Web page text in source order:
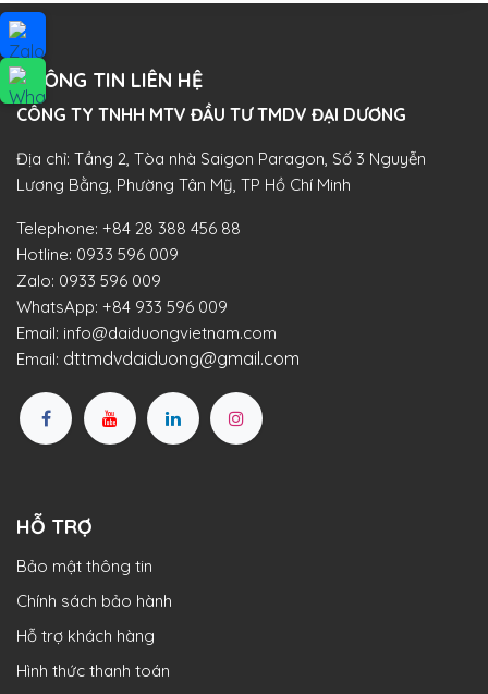
THÔNG TIN LIÊN HỆ
CÔNG TY TNHH MTV ĐẦU TƯ TMDV ĐẠI DƯƠNG​
Địa chỉ: Tầng 2, Tòa nhà Saigon Paragon, Số 3 Nguyễn
Lương Bằng, Phường Tân Mỹ, TP Hồ Chí Minh
Telephone: +84 28 388 456 88
Hotline: 0933 596 009
Zalo: 0933 596 009
WhatsApp: +84 933 596 009
Email: info@daiduongvietnam.com
Email: dttmdvdaiduong@gmail.com
HỖ TRỢ
Bảo mật thông tin
Chính sách bảo hành
Hỗ trợ khách hàng
Hình thức thanh toán